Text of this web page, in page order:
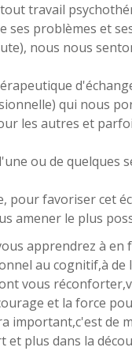
tout travail
ses problèmes et
nous nous
qui nous
les autres et
ou de quelques
pour favoriser cet
amener le plus
apprendrez à
au cognitif,à de
vous
et la force
important,c'est
plus dans la